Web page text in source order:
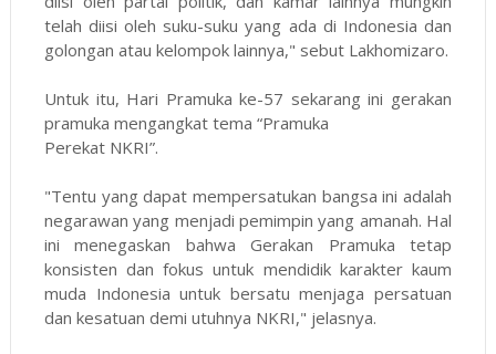
telah diisi oleh suku-suku yang ada di Indonesia dan
golongan atau kelompok lainnya," sebut Lakhomizaro.
Untuk itu, Hari Pramuka ke-57 sekarang ini gerakan
pramuka mengangkat tema “Pramuka
Perekat NKRI”.
"Tentu yang dapat mempersatukan bangsa ini adalah
negarawan yang menjadi pemimpin yang amanah. Hal
ini menegaskan bahwa Gerakan Pramuka tetap
konsisten dan fokus untuk mendidik karakter kaum
muda Indonesia untuk bersatu menjaga persatuan
dan kesatuan demi utuhnya NKRI," jelasnya.